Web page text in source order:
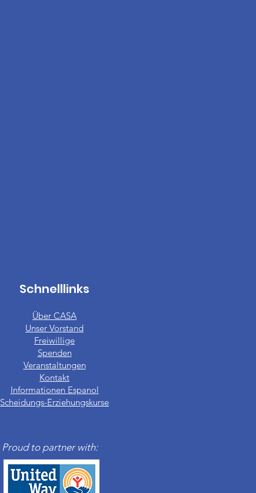
Schnelllinks
Über CASA
Unser Vorstand
​Freiwillige
Spenden
Veranstaltungen
Kontakt
Informationen Espanol
Scheidungs-Erziehungskurse
Proud to partner with: